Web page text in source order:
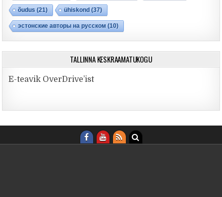
õudus (21) ühiskond (37)
эстонские авторы на русском (10)
TALLINNA KESKRAAMATUKOGU
E-teavik OverDrive’ist